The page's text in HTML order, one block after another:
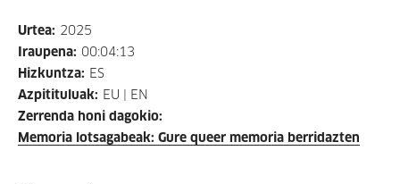
Urtea: 2025
Iraupena: 00:04:13
Hizkuntza: ES
Azpitituluak: EU | EN
Zerrenda honi dagokio:
Memoria lotsagabeak: Gure queer memoria berridazten